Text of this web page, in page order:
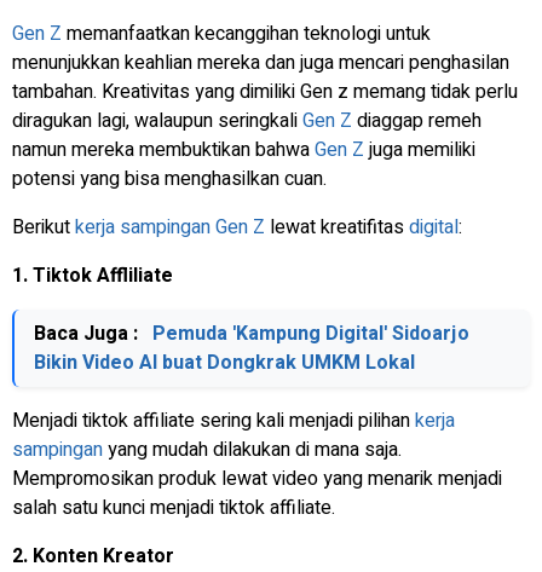
Gen Z memanfaatkan kecanggihan teknologi untuk
menunjukkan keahlian mereka dan juga mencari penghasilan
tambahan. Kreativitas yang dimiliki Gen z memang tidak perlu
diragukan lagi, walaupun seringkaliGen Z diaggap remeh
namun mereka membuktikan bahwaGen Zjuga memiliki
potensi yang bisa menghasilkan cuan.
Berikutkerja sampinganGen Z lewat kreatifitasdigital:
1. Tiktok Affliliate
Baca Juga : Pemuda 'Kampung Digital' Sidoarjo
Bikin Video AI buat Dongkrak UMKM Lokal
Menjadi tiktok affiliate sering kali menjadi pilihankerja
sampinganyang mudah dilakukan di mana saja.
Mempromosikan produk lewat video yang menarik menjadi
salah satu kunci menjadi tiktok affiliate.
2. Konten Kreator